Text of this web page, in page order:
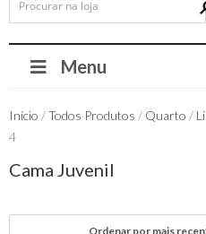
Menu
Início /Todos Produtos / Quarto /
4
Cama Juvenil